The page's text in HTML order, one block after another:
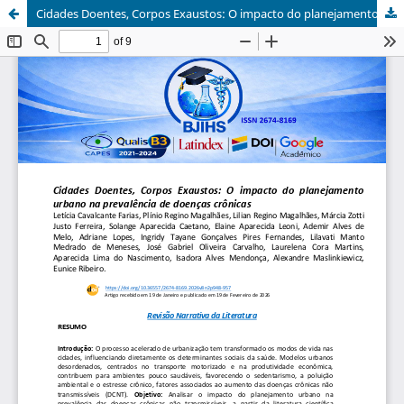
Cidades Doentes, Corpos Exaustos: O impacto do planejamento urbano na prevalência de doenças crônicas